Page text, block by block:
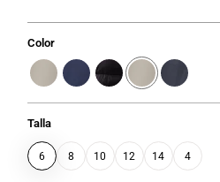
Talla
6 8 10 12 14 4
Color